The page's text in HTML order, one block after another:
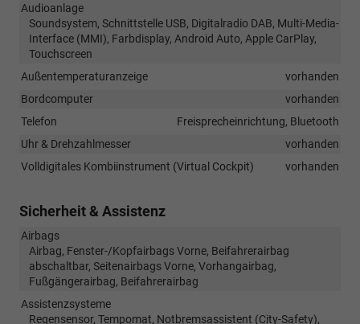
Audioanlage
Soundsystem, Schnittstelle USB, Digitalradio DAB, Multi-Media-
Interface (MMI), Farbdisplay, Android Auto, Apple CarPlay,
Touchscreen
Außentemperaturanzeige
vorhanden
Bordcomputer
vorhanden
Telefon
Freisprecheinrichtung, Bluetooth
Uhr & Drehzahlmesser
vorhanden
Volldigitales Kombiinstrument (Virtual Cockpit)
vorhanden
Sicherheit & Assistenz
Airbags
Airbag, Fenster-/Kopfairbags Vorne, Beifahrerairbag
abschaltbar, Seitenairbags Vorne, Vorhangairbag,
Fußgängerairbag, Beifahrerairbag
Assistenzsysteme
Regensensor, Tempomat, Notbremsassistent (City-Safety),